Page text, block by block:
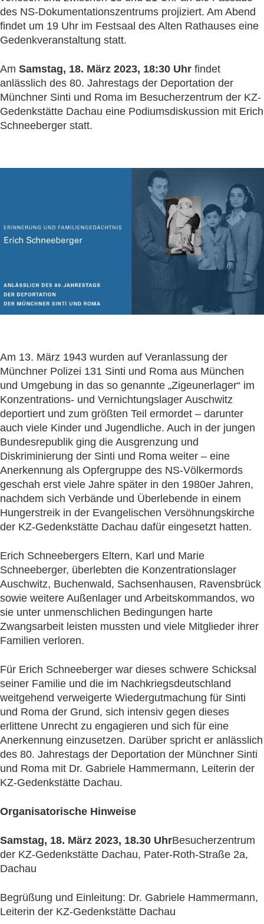
des NS-Dokumentationszentrums projiziert. Am Abend
findet um 19 Uhr im Festsaal des Alten Rathauses eine
Gedenkveranstaltung statt.
Am Samstag, 18. März 2023, 18:30 Uhr findet
anlässlich des 80. Jahrestags der Deportation der
Münchner Sinti und Roma im Besucherzentrum der KZ-
Gedenkstätte Dachau eine Podiumsdiskussion mit Erich
Schneeberger statt.
Am 13. März 1943 wurden auf Veranlassung der
Münchner Polizei 131 Sinti und Roma aus München
und Umgebung in das so genannte „Zigeunerlager“ im
Konzentrations- und Vernichtungslager Auschwitz
deportiert und zum größten Teil ermordet – darunter
auch viele Kinder und Jugendliche. Auch in der jungen
Bundesrepublik ging die Ausgrenzung und
Diskriminierung der Sinti und Roma weiter – eine
Anerkennung als Opfergruppe des NS-Völkermords
geschah erst viele Jahre später in den 1980er Jahren,
nachdem sich Verbände und Überlebende in einem
Hungerstreik in der Evangelischen Versöhnungskirche
der KZ-Gedenkstätte Dachau dafür eingesetzt hatten.
Erich Schneebergers Eltern, Karl und Marie
Schneeberger, überlebten die Konzentrationslager
Auschwitz, Buchenwald, Sachsenhausen, Ravensbrück
sowie weitere Außenlager und Arbeitskommandos, wo
sie unter unmenschlichen Bedingungen harte
Zwangsarbeit leisten mussten und viele Mitglieder ihrer
Familien verloren.
Für Erich Schneeberger war dieses schwere Schicksal
seiner Familie und die im Nachkriegsdeutschland
weitgehend verweigerte Wiedergutmachung für Sinti
und Roma der Grund, sich intensiv gegen dieses
erlittene Unrecht zu engagieren und sich für eine
Anerkennung einzusetzen. Darüber spricht er anlässlich
des 80. Jahrestags der Deportation der Münchner Sinti
und Roma mit Dr. Gabriele Hammermann, Leiterin der
KZ-Gedenkstätte Dachau.
Organisatorische Hinweise
Samstag, 18. März 2023, 18.30 UhrBesucherzentrum
der KZ-Gedenkstätte Dachau, Pater-Roth-Straße 2a,
Dachau
Begrüßung und Einleitung: Dr. Gabriele Hammermann,
Leiterin der KZ-Gedenkstätte Dachau